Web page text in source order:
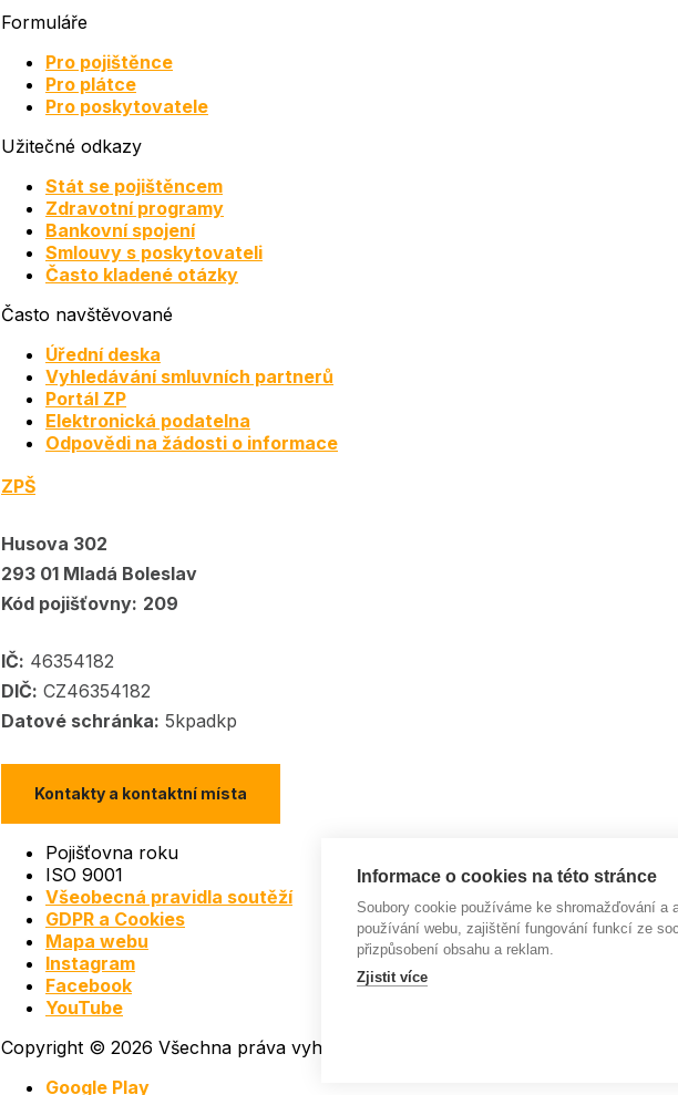
Formuláře
Pro pojištěnce
Pro plátce
Pro poskytovatele
Užitečné odkazy
Stát se pojištěncem
Zdravotní programy
Bankovní spojení
Smlouvy s poskytovateli
Často kladené otázky
Často navštěvované
Úřední deska
Vyhledávání smluvních partnerů
Portál ZP
Elektronická podatelna
Odpovědi na žádosti o informace
ZPŠ
Husova 302
293 01 Mladá Boleslav
Kód pojišťovny: 209
IČ: 46354182
DIČ: CZ46354182
Datové schránka: 5kpadkp
Kontakty a kontaktní místa
Pojišťovna roku
ISO 9001
Všeobecná pravidla soutěží
GDPR a Cookies
Mapa webu
Instagram
Facebook
YouTube
Copyright © 2026 Všechna práva vyhrazena | Made with
Google Play
Informace o cookies na této stránce
Soubory cookie používáme ke shromažďování a
používání webu, zajištění fungování funkcí ze
přizpůsobení obsahu a reklam.
Zjistit více